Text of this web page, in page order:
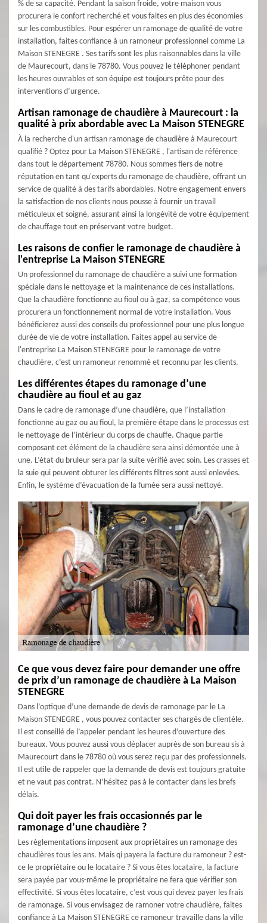
% de sa capacité. Pendant la saison froide, votre maison vous
procurera le confort recherché et vous faites en plus des économies
sur les combustibles. Pour espérer un ramonage de qualité de votre
installation, faites confiance à un ramoneur professionnel comme La
Maison STENEGRE . Ses tarifs sont les plus raisonnables dans la ville
de Maurecourt, dans le 78780. Vous pouvez le téléphoner pendant
les heures ouvrables et son équipe est toujours prête pour des
interventions d’urgence.
Artisan ramonage de chaudière à Maurecourt : la
qualité à prix abordable avec La Maison STENEGRE
À la recherche d'un artisan ramonage de chaudière à Maurecourt
qualifié ? Optez pour La Maison STENEGRE , l'artisan de référence
dans tout le département 78780. Nous sommes fiers de notre
réputation en tant qu'experts du ramonage de chaudière, offrant un
service de qualité à des tarifs abordables. Notre engagement envers
la satisfaction de nos clients nous pousse à fournir un travail
méticuleux et soigné, assurant ainsi la longévité de votre équipement
de chauffage tout en préservant votre budget.
Les raisons de confier le ramonage de chaudière à
l'entreprise La Maison STENEGRE
Un professionnel du ramonage de chaudière a suivi une formation
spéciale dans le nettoyage et la maintenance de ces installations.
Que la chaudière fonctionne au fioul ou à gaz, sa compétence vous
procurera un fonctionnement normal de votre installation. Vous
bénéficierez aussi des conseils du professionnel pour une plus longue
durée de vie de votre installation. Faites appel au service de
l'entreprise La Maison STENEGRE pour le ramonage de votre
chaudière, c’est un ramoneur renommé et reconnu par les clients.
Les différentes étapes du ramonage d’une
chaudière au fioul et au gaz
Dans le cadre de ramonage d’une chaudière, que l’installation
fonctionne au gaz ou au fioul, la première étape dans le processus est
le nettoyage de l’intérieur du corps de chauffe. Chaque partie
composant cet élément de la chaudière sera ainsi démontée une à
une. L’état du bruleur sera par la suite vérifié avec soin. Les crasses et
la suie qui peuvent obturer les différents filtres sont aussi enlevées.
Enfin, le système d’évacuation de la fumée sera aussi nettoyé.
Ce que vous devez faire pour demander une offre
de prix d’un ramonage de chaudière à La Maison
STENEGRE
Dans l’optique d’une demande de devis de ramonage par le La
Maison STENEGRE , vous pouvez contacter ses chargés de clientèle.
Il est conseillé de l’appeler pendant les heures d’ouverture des
bureaux. Vous pouvez aussi vous déplacer auprès de son bureau sis à
Maurecourt dans le 78780 où vous serez reçu par des professionnels.
Il est utile de rappeler que la demande de devis est toujours gratuite
et ne vaut pas contrat. N’hésitez pas à le contacter dans les brefs
délais.
Qui doit payer les frais occasionnés par le
ramonage d’une chaudière ?
Les règlementations imposent aux propriétaires un ramonage des
chaudières tous les ans. Mais qi payera la facture du ramoneur ? est-
ce le propriétaire ou le locataire ? Si vous êtes locataire, la facture
sera payée par vous-même le propriétaire ne fera que vérifier son
effectivité. Si vous êtes locataire, c’est vous qui devez payer les frais
de ramonage. Si vous envisagez de ramoner votre chaudière, faites
confiance à La Maison STENEGRE ce ramoneur travaille dans la ville